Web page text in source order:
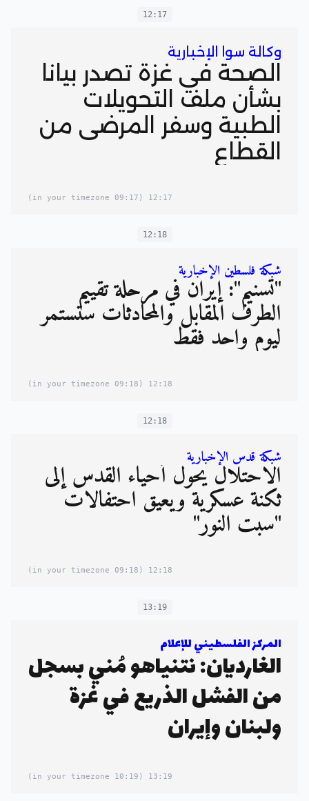
12:17
وكالة سوا الإخبارية
الصحة في غزة تصدر بياناً
بشأن ملف التحويلات
الطبية وسفر المرضى من
القطاع
12:17
(09:17 in your timezone)
12:18
شبكة فلسطين الإخبارية
"تسنيم": إيران في مرحلة تقييم
الطرف المقابل والمحادثات ستستمر
ليوم واحد فقط
12:18
(09:18 in your timezone)
12:18
شبكة قدس الإخبارية
الاحتلال يحوّل أحياء القدس إلى
ثكنة عسكرية ويعيق احتفالات
"سبت النور"
12:18
(09:18 in your timezone)
13:19
المركز الفلسطيني للإعلام
الغارديان: نتنياهو مُني بسجل
من الفشل الذريع في غزة
ولبنان وإيران
13:19
(10:19 in your timezone)